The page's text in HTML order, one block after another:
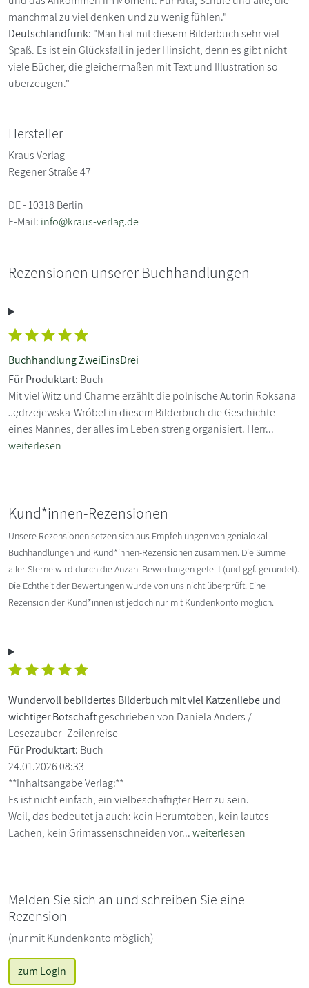
manchmal zu viel denken und zu wenig fühlen."
Deutschlandfunk: "Man hat mit diesem Bilderbuch sehr viel
Spaß. Es ist ein Glücksfall in jeder Hinsicht, denn es gibt nicht
viele Bücher, die gleichermaßen mit Text und Illustration so
überzeugen."
Hersteller
Kraus Verlag
Regener Straße 47
DE - 10318 Berlin
E-Mail: info@kraus-verlag.de
Rezensionen unserer Buchhandlungen
Buchhandlung ZweiEinsDrei
Für Produktart: Buch
Mit viel Witz und Charme erzählt die polnische Autorin Roksana
Jędrzejewska-Wróbel in diesem Bilderbuch die Geschichte
eines Mannes, der alles im Leben streng organisiert. Herr...
weiterlesen
Kund*innen-Rezensionen
Unsere Rezensionen setzen sich aus Empfehlungen von genialokal-
Buchhandlungen und Kund*innen-Rezensionen zusammen. Die Summe
aller Sterne wird durch die Anzahl Bewertungen geteilt (und ggf. gerundet).
Die Echtheit der Bewertungen wurde von uns nicht überprüft. Eine
Rezension der Kund*innen ist jedoch nur mit Kundenkonto möglich.
Wundervoll bebildertes Bilderbuch mit viel Katzenliebe und
wichtiger Botschaftgeschrieben von Daniela Anders /
Lesezauber_Zeilenreise
Für Produktart: Buch
24.01.2026 08:33
**Inhaltsangabe Verlag:**
Es ist nicht einfach, ein vielbeschäftigter Herr zu sein.
Weil, das bedeutet ja auch: kein Herumtoben, kein lautes
Lachen, kein Grimassenschneiden vor...weiterlesen
Melden Sie sich an und schreiben Sie eine
Rezension
(nur mit Kundenkonto möglich)
zum Login